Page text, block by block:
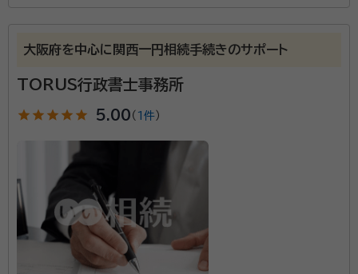
大阪府を中心に関西一円相続手続きのサポート
TORUS行政書士事務所
star star star star star 5.00 （ 1件）